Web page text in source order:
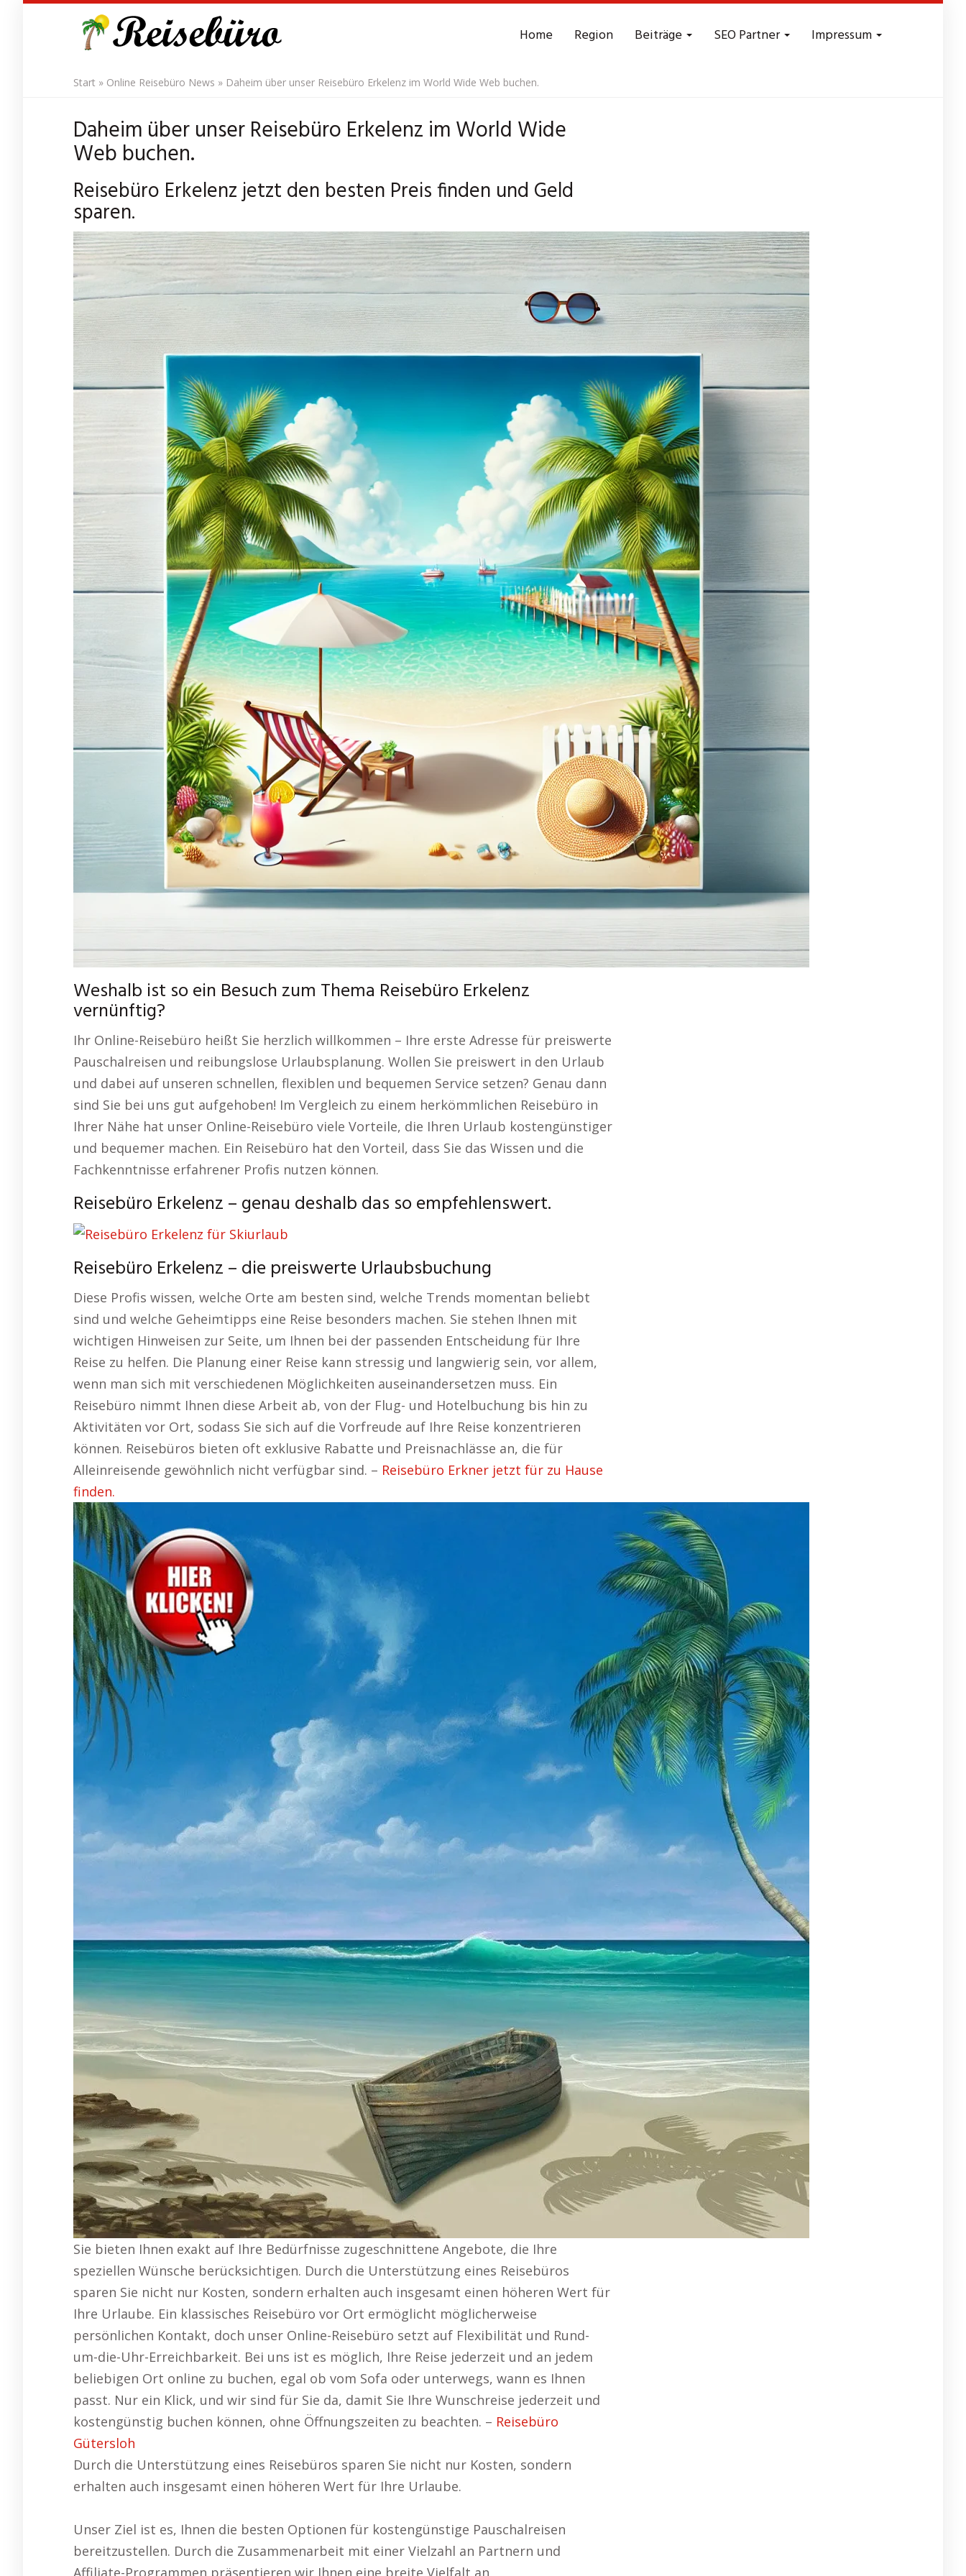
Home Region Beiträge SEO Partner Impressum
Start » Online Reisebüro News » Daheim über unser Reisebüro Erkelenz im World Wide Web buchen.
Daheim über unser Reisebüro Erkelenz im World Wide
Web buchen.
Reisebüro Erkelenz jetzt den besten Preis finden und Geld
sparen.
Weshalb ist so ein Besuch zum Thema Reisebüro Erkelenz
vernünftig?
Ihr Online-Reisebüro heißt Sie herzlich willkommen – Ihre erste Adresse für preiswerte
Pauschalreisen und reibungslose Urlaubsplanung. Wollen Sie preiswert in den Urlaub
und dabei auf unseren schnellen, flexiblen und bequemen Service setzen? Genau dann
sind Sie bei uns gut aufgehoben! Im Vergleich zu einem herkömmlichen Reisebüro in
Ihrer Nähe hat unser Online-Reisebüro viele Vorteile, die Ihren Urlaub kostengünstiger
und bequemer machen. Ein Reisebüro hat den Vorteil, dass Sie das Wissen und die
Fachkenntnisse erfahrener Profis nutzen können.
Reisebüro Erkelenz – genau deshalb das so empfehlenswert.
Reisebüro Erkelenz – die preiswerte Urlaubsbuchung
Diese Profis wissen, welche Orte am besten sind, welche Trends momentan beliebt
sind und welche Geheimtipps eine Reise besonders machen. Sie stehen Ihnen mit
wichtigen Hinweisen zur Seite, um Ihnen bei der passenden Entscheidung für Ihre
Reise zu helfen. Die Planung einer Reise kann stressig und langwierig sein, vor allem,
wenn man sich mit verschiedenen Möglichkeiten auseinandersetzen muss. Ein
Reisebüro nimmt Ihnen diese Arbeit ab, von der Flug- und Hotelbuchung bis hin zu
Aktivitäten vor Ort, sodass Sie sich auf die Vorfreude auf Ihre Reise konzentrieren
können. Reisebüros bieten oft exklusive Rabatte und Preisnachlässe an, die für
Alleinreisende gewöhnlich nicht verfügbar sind. – Reisebüro Erkner jetzt für zu Hause
finden.
Sie bieten Ihnen exakt auf Ihre Bedürfnisse zugeschnittene Angebote, die Ihre
speziellen Wünsche berücksichtigen. Durch die Unterstützung eines Reisebüros
sparen Sie nicht nur Kosten, sondern erhalten auch insgesamt einen höheren Wert für
Ihre Urlaube. Ein klassisches Reisebüro vor Ort ermöglicht möglicherweise
persönlichen Kontakt, doch unser Online-Reisebüro setzt auf Flexibilität und Rund-
um-die-Uhr-Erreichbarkeit. Bei uns ist es möglich, Ihre Reise jederzeit und an jedem
beliebigen Ort online zu buchen, egal ob vom Sofa oder unterwegs, wann es Ihnen
passt. Nur ein Klick, und wir sind für Sie da, damit Sie Ihre Wunschreise jederzeit und
kostengünstig buchen können, ohne Öffnungszeiten zu beachten. – Reisebüro
Gütersloh
Durch die Unterstützung eines Reisebüros sparen Sie nicht nur Kosten, sondern
erhalten auch insgesamt einen höheren Wert für Ihre Urlaube.
Unser Ziel ist es, Ihnen die besten Optionen für kostengünstige Pauschalreisen
bereitzustellen. Durch die Zusammenarbeit mit einer Vielzahl an Partnern und
Affiliate-Programmen präsentieren wir Ihnen eine breite Vielfalt an